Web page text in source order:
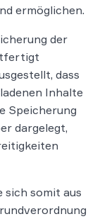
ermöglichen.
der
dass
Inhalte
Speicherung
dargelegt,
sich somit aus